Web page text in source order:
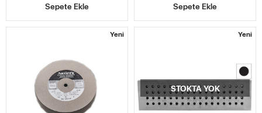
Sepete Ekle Sepete Ekle
Yeni Yeni
STOKTA YOK